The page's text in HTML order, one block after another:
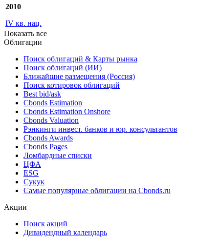
2010
IV кв. нац.
Показать все
Облигации
Поиск облигаций & Карты рынка
Поиск облигаций (ИИ)
Ближайшие размещения (Россия)
Поиск котировок облигаций
Best bid/ask
Cbonds Estimation
Cbonds Estimation Onshore
Cbonds Valuation
Рэнкинги инвест. банков и юр. консультантов
Cbonds Awards
Cbonds Pages
Ломбардные списки
ЦФА
ESG
Сукук
Самые популярные облигации на Cbonds.ru
Акции
Поиск акций
Дивидендный календарь